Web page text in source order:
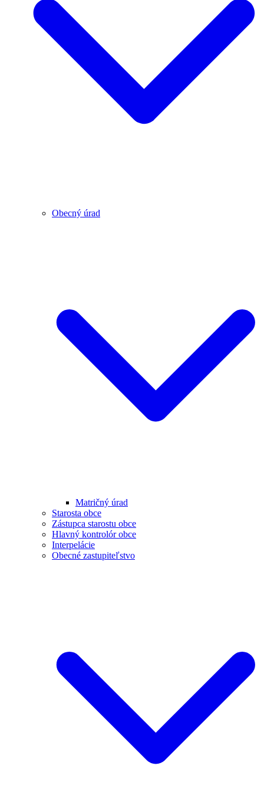
Obecný úrad
Matričný úrad
Starosta obce
Zástupca starostu obce
Hlavný kontrolór obce
Interpelácie
Obecné zastupiteľstvo